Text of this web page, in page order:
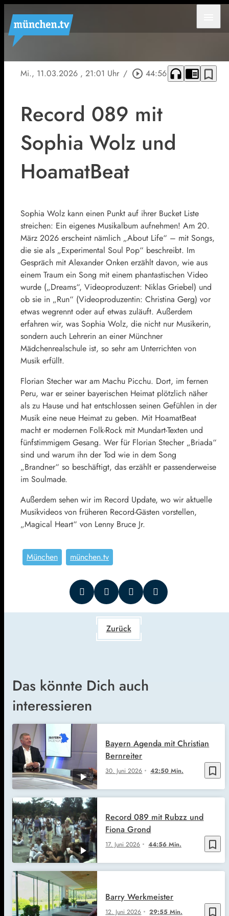
Mi., 11.03.2026 , 21:01 Uhr / play_circle_outline 44:56 headphones chrome_reader_mode bookmark_border
Record 089 mit
Sophia Wolz und
HoamatBeat
Sophia Wolz kann einen Punkt auf ihrer Bucket Liste
streichen: Ein eigenes Musikalbum aufnehmen! Am 20.
März 2026 erscheint nämlich „About Life“ – mit Songs,
die sie als „Experimental Soul Pop“ beschreibt. Im
Gespräch mit Alexander Onken erzählt davon, wie aus
einem Traum ein Song mit einem phantastischen Video
wurde („Dreams“, Videoproduzent: Niklas Griebel) und
ob sie in „Run“ (Videoproduzentin: Christina Gerg) vor
etwas wegrennt oder auf etwas zuläuft. Außerdem
erfahren wir, was Sophia Wolz, die nicht nur Musikerin,
sondern auch Lehrerin an einer Münchner
Mädchenrealschule ist, so sehr am Unterrichten von
Musik erfüllt.
Florian Stecher war am Machu Picchu. Dort, im fernen
Peru, war er seiner bayerischen Heimat plötzlich näher
als zu Hause und hat entschlossen seinen Gefühlen in der
Musik eine neue Heimat zu geben. Mit HoamatBeat
macht er modernen Folk-Rock mit Mundart-Texten und
fünfstimmigem Gesang. Wer für Florian Stecher „Briada“
sind und warum ihn der Tod wie in dem Song
„Brandner“ so beschäftigt, das erzählt er passenderweise
im Soulmade.
Außerdem sehen wir im Record Update, wo wir aktuelle
Musikvideos von früheren Record-Gästen vorstellen,
„Magical Heart“ von Lenny Bruce Jr.
München münchen.tv
Zurück
Das könnte Dich auch
interessieren
bookmark_border
30. Juni 2026 42:50 Min.
Bayern Agenda mit Christian
Bernreiter
bookmark_border
17. Juni 2026 44:56 Min.
Record 089 mit Rubzz und
Fiona Grond
bookmark_border
12. Juni 2026 29:55 Min.
Barry Werkmeister